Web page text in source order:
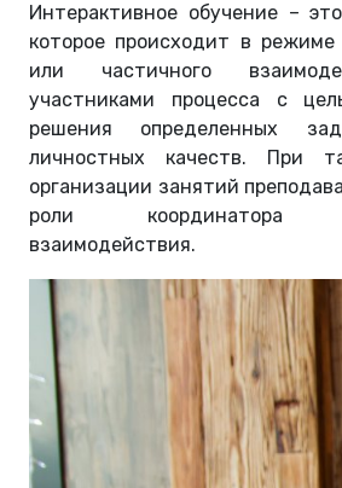
Интерактивное обучение –
которое происходит в режиме
или частичного
участниками процесса с
решения определенных
личностных качеств. При
организации занятий
роли координатора
взаимодействия.